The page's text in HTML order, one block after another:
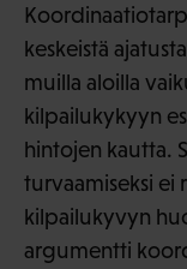
keskeistä
muilla aloilla
kilpailukykyyn
hintojen kautta.
turvaamiseksi ei
kilpailukyvyn
argumentti